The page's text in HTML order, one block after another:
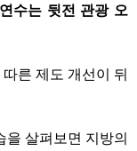
연수는 뒷전 관광 오
른 제도 개선이 뒤
살펴보면 지방의